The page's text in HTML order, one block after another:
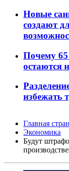
Новые
создают
Почему
остаются
избежать
Главная
Экономика
Будут